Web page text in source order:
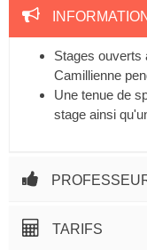
Stages ouverts
Camillienne
Une tenue de
stage ainsi
TARIFS